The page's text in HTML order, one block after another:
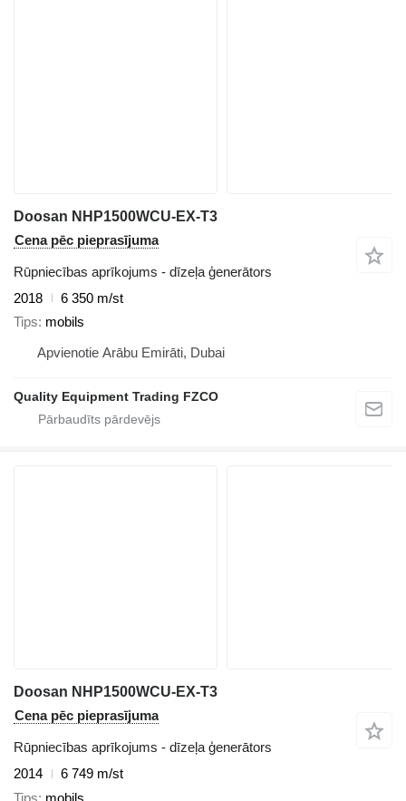
Doosan NHP1500WCU-EX-T3
Cena pēc pieprasījuma
Rūpniecības aprīkojums - dīzeļa ģenerātors
2018
6 350 m/st
Tips mobils
Apvienotie Arābu Emirāti, Dubai
Quality Equipment Trading FZCO
Doosan NHP1500WCU-EX-T3
Cena pēc pieprasījuma
Rūpniecības aprīkojums - dīzeļa ģenerātors
2014
6 749 m/st
Tips mobils